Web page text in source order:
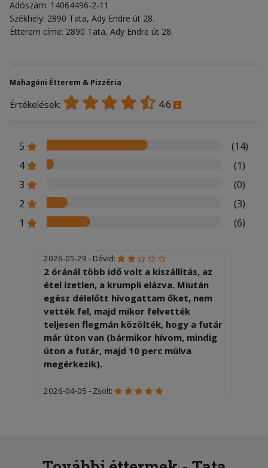
Adószám: 14064496-2-11
Székhely: 2890 Tata, Ady Endre út 28.
Étterem címe: 2890 Tata, Ady Endre út 28.
Mahagóni Étterem & Pizzéria
Értékelések: 4.6
5
(14)
4
(1)
3
(0)
2
(3)
1
(6)
2026-05-29 - Dávid:
2 óránál több idő volt a kiszállítás, az
étel ízetlen, a krumpli elázva. Miután
egész délelőtt hívogattam őket, nem
vették fel, majd mikor felvették
teljesen flegmán közölték, hogy a futár
már úton van (bármikor hívom, mindig
úton a futár, majd 10 perc múlva
megérkezik).
2026-04-05 - Zsolt: